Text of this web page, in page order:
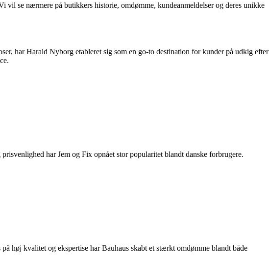
se nærmere på butikkers historie, omdømme, kundeanmeldelser og deres unikke
har Harald Nyborg etableret sig som en go-to destination for kunder på udkig efter
har Jem og Fix opnået stor popularitet blandt danske forbrugere.
høj kvalitet og ekspertise har Bauhaus skabt et stærkt omdømme blandt både